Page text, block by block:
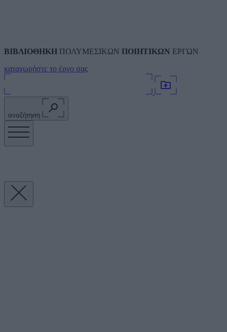
ΒΙΒΛΙΟΘΗΚΗ ΠΟΛΥΜΕΣΙΚΩΝ ΠΟΙΗΤΙΚΩΝ ΕΡΓΩΝ
καταχωρήστε το έργο σας
αναζήτηση